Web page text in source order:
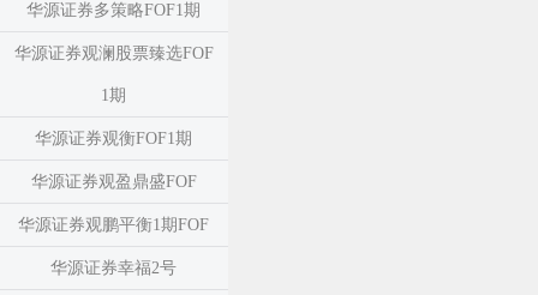
华源证券多策略FOF1期
华源证券观澜股票臻选FOF
1期
华源证券观衡FOF1期
华源证券观盈鼎盛FOF
华源证券观鹏平衡1期FOF
华源证券幸福2号